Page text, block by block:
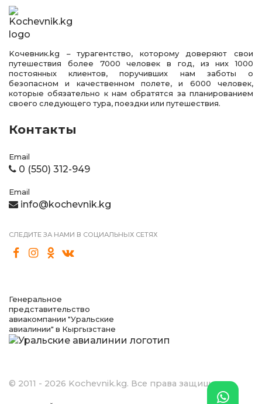
Kочевник.kg – турагентство, которому доверяют свои
путешествия более 7000 человек в год, из них 1000
постоянных клиентов, поручивших нам заботы о
безопасном и качественном полете, и 6000 человек,
которые обязательно к нам обратятся за планированием
своего следующего тура, поездки или путешествия.
Контакты
Email
0 (550) 312-949
Email
info@kochevnik.kg
СЛЕДИТЕ ЗА НАМИ В СОЦИАЛЬНЫХ СЕТЯХ
Генеральное
представительство
авиакомпании "Уральские
авиалинии" в Кыргызстане
© 2011 - 2026 Kochevnik.kg. Все права защищены.